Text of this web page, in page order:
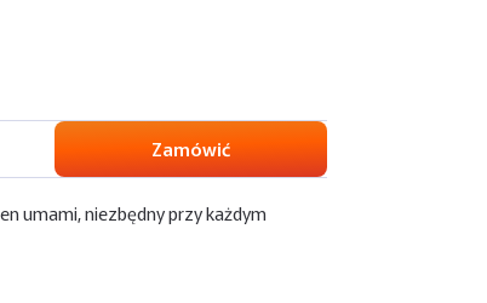
Zamówić
umami, niezbędny przy każdym